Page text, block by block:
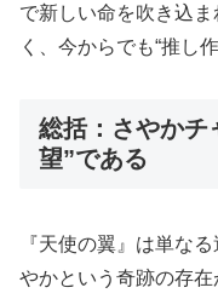
で新しい命を吹き込
く、今からでも“推し
総括：さやかチ
望”である
『天使の翼』は単な
やかという奇跡の存在